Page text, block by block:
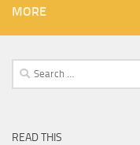
MORE
Search
for:
READ THIS